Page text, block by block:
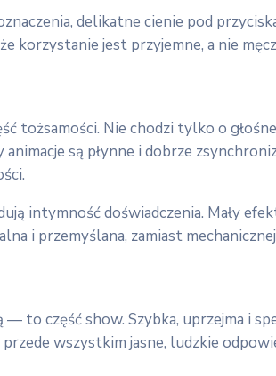
delikatne cienie pod
korzystanie jest przyjemne, a nie
tożsamości. Nie chodzi tylko o
animacje są płynne i dobrze
intymność doświadczenia. Mały
i przemyślana, zamiast
część show. Szybka, uprzejma i
wszystkim jasne, ludzkie